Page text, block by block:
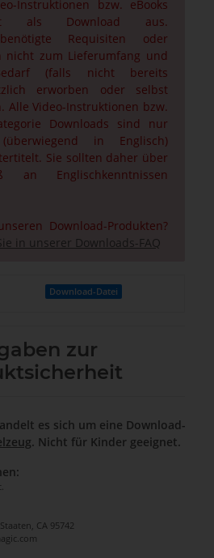
Instruktionen bzw. eBooks
als Download aus.
Requisiten oder
nicht zum Lieferumfang und
(falls nicht bereits
erworben oder selbst
Alle Video-Instruktionen bzw.
Downloads sind nur
in Englisch)
Sie sollten daher über
an Englischkenntnissen
Download-Produkten?
in unserer Downloads-FAQ
Download-Datei
zur
es sich um eine Download-
. Nicht für Kinder geeignet.
CA 95742